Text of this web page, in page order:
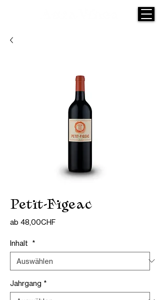
Petit-Figeac
ab 48,00CHFSale-
Inhalt *
Jahrgang *